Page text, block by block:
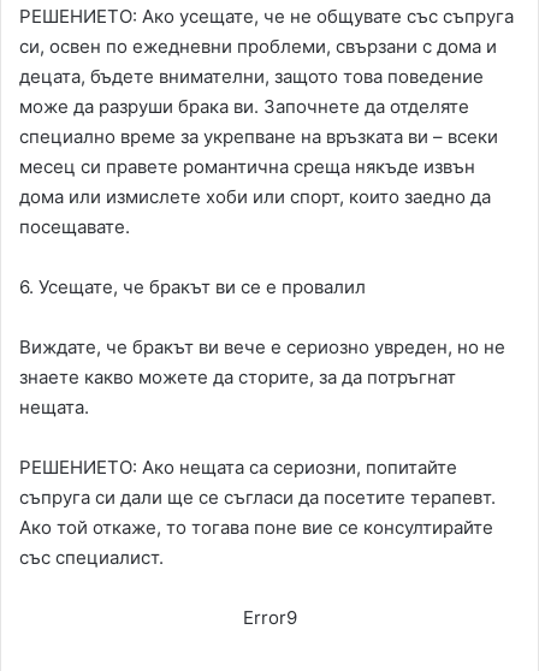
РЕШЕНИЕТО: Ако усещате, че не общувате със съпруга
си, освен по ежедневни проблеми, свързани с дома и
децата, бъдете внимателни, защото това поведение
може да разруши брака ви. Започнете да отделяте
специално време за укрепване на връзката ви – всеки
месец си правете романтична среща някъде извън
дома или измислете хоби или спорт, които заедно да
посещавате.
6. Усещате, че бракът ви се е провалил
Виждате, че бракът ви вече е сериозно увреден, но не
знаете какво можете да сторите, за да потръгнат
нещата.
РЕШЕНИЕТО: Ако нещата са сериозни, попитайте
съпруга си дали ще се съгласи да посетите терапевт.
Ако той откаже, то тогава поне вие се консултирайте
със специалист.
Error9